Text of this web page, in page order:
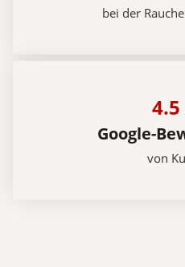
bei der
Google-
von